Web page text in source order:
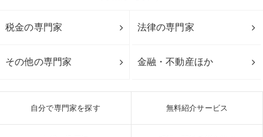
税金の専門家 法律の専門家
その他の専門家 金融・不動産ほか
自分で専門家を探す 無料紹介サービス